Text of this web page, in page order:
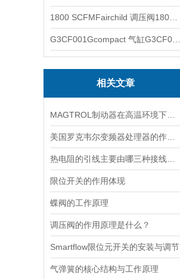
相关文章
限位开关的作用体现
蝶阀的工作原理
调压阀的作用原理是什么？
Smartflow限位元开关的安装与调节
气弹簧的核心结构与工作原理